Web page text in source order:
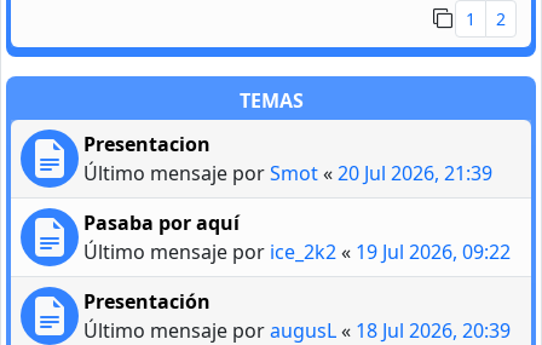
1 2
TEMAS
Presentacion
Último mensaje porSmot«20 Jul 2026, 21:39
Pasaba por aquí
Último mensaje por ice_2k2« 19 Jul 2026, 09:22
Presentación
Último mensaje poraugusL« 18 Jul 2026, 20:39